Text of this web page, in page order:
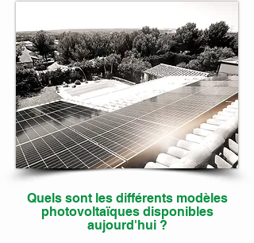
Quels sont les différents modèles
photovoltaïques disponibles
aujourd'hui ?